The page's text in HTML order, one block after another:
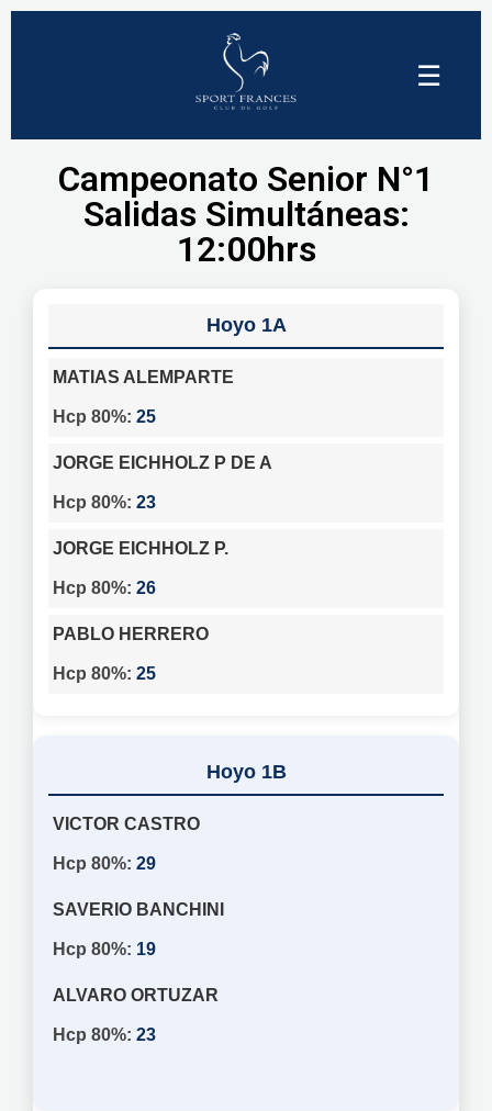
☰
Campeonato Senior N°1
Salidas Simultáneas:
12:00hrs
1A
MATIAS ALEMPARTE
25
JORGE EICHHOLZ P DE A
23
JORGE EICHHOLZ P.
26
PABLO HERRERO
25
1B
VICTOR CASTRO
29
SAVERIO BANCHINI
19
ALVARO ORTUZAR
23